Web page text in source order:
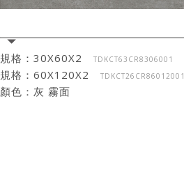
規格：30X60X2 TDKCT63CR8306001
規格：60X120X2 TDKCT26CR86012001
顏色：灰 霧面